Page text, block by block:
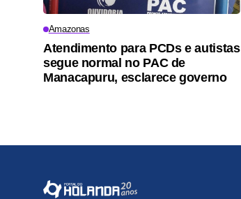
Amazonas
Atendimento para PCDs e autistas
segue normal no PAC de
Manacapuru, esclarece governo